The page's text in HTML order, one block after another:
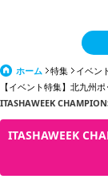
ホーム 特集
イベン
【イベント特集】北九州
ITASHAWEEK
ITASHAWEEK